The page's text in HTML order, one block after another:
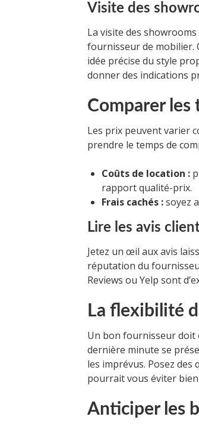
Visite des
La visite des
fournisseur de mobilier.
idée précise du style
donner des indications
Comparer les
Les prix peuvent varier
prendre le temps de
Coûts de location :
rapport qualité-prix.
Frais cachés :soyez
Lire les avis
Jetez un œil aux avis
réputation du
Reviews ou Yelp sont
La flexibilité
Un bon fournisseur doit
dernière minute se
les imprévus. Posez
pourrait vous éviter bien
Anticiper les